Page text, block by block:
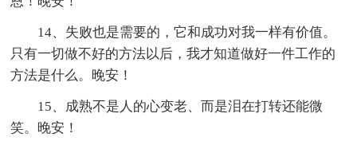
14、失败也是需要的，它和成功对我一样有价值。
只有一切做不好的方法以后，我才知道做好一件工作的
方法是什么。晚安！
15、成熟不是人的心变老、而是泪在打转还能微
笑。晚安！